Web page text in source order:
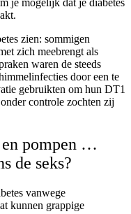
je mogelijk dat je diabetes
zien: sommigen
zich meebrengt als
waren de steeds
door een te
gebruikten om hun DT1
controle zochten zij
en pompen …
de seks?
vanwege
kunnen grappige